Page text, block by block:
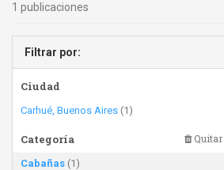
1 publicaciones
Filtrar por:
Ciudad
Carhué, Buenos Aires (1)
Categoría Quitar
Cabañas (1)